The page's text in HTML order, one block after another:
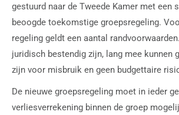
gestuurd naar de Tweede Kamer met een
beoogde toekomstige groepsregeling.
regeling geldt een aantal
juridisch bestendig zijn, lang mee kunnen
zijn voor misbruik en geen budgettaire
De nieuwe groepsregeling moet in ieder
verliesverrekening binnen de groep